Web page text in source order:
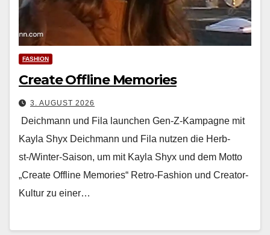
FASHION
Create Offline Memories
3. AUGUST 2026
Deichmann und Fila launchen Gen-Z-Kampagne mit
Kayla Shyx Deich­mann und Fila nutzen die Herb­
st-/Win­ter-Sai­son, um mit Kay­la Shyx und dem Mot­to
„Cre­ate Offline Mem­o­ries“ Retro-Fash­ion und Cre­ator-
Kul­tur zu ein­er…